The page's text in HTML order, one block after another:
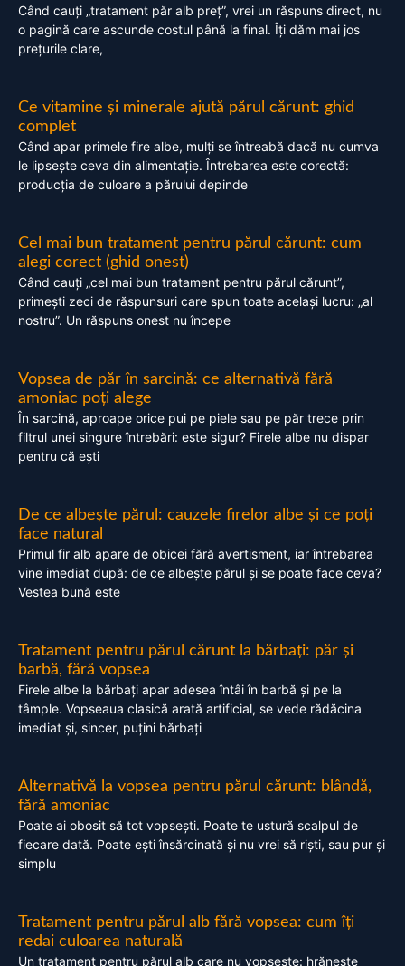
Când cauți „tratament păr alb preț”, vrei un răspuns direct, nu
o pagină care ascunde costul până la final. Îți dăm mai jos
prețurile clare,
Ce vitamine și minerale ajută părul cărunt: ghid
complet
Când apar primele fire albe, mulți se întreabă dacă nu cumva
le lipsește ceva din alimentație. Întrebarea este corectă:
producția de culoare a părului depinde
Cel mai bun tratament pentru părul cărunt: cum
alegi corect (ghid onest)
Când cauți „cel mai bun tratament pentru părul cărunt”,
primești zeci de răspunsuri care spun toate același lucru: „al
nostru”. Un răspuns onest nu începe
Vopsea de păr în sarcină: ce alternativă fără
amoniac poți alege
În sarcină, aproape orice pui pe piele sau pe păr trece prin
filtrul unei singure întrebări: este sigur? Firele albe nu dispar
pentru că ești
De ce albește părul: cauzele firelor albe și ce poți
face natural
Primul fir alb apare de obicei fără avertisment, iar întrebarea
vine imediat după: de ce albește părul și se poate face ceva?
Vestea bună este
Tratament pentru părul cărunt la bărbați: păr și
barbă, fără vopsea
Firele albe la bărbați apar adesea întâi în barbă și pe la
tâmple. Vopseaua clasică arată artificial, se vede rădăcina
imediat și, sincer, puțini bărbați
Alternativă la vopsea pentru părul cărunt: blândă,
fără amoniac
Poate ai obosit să tot vopsești. Poate te ustură scalpul de
fiecare dată. Poate ești însărcinată și nu vrei să riști, sau pur și
simplu
Tratament pentru părul alb fără vopsea: cum îți
redai culoarea naturală
Un tratament pentru părul alb care nu vopsește: hrănește